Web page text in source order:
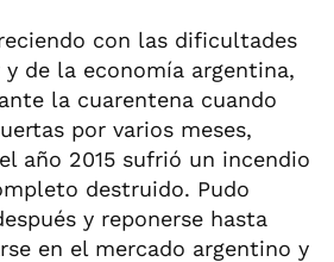
con las dificultades
de la economía argentina,
la cuarentena cuando
por varios meses,
año 2015 sufrió un incendio
destruido. Pudo
y reponerse hasta
en el mercado argentino y